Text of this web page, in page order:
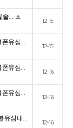
솔…
12-15
폰유심…
12-15
폰유심…
12-16
폰유심…
12-16
유심내…
12-16